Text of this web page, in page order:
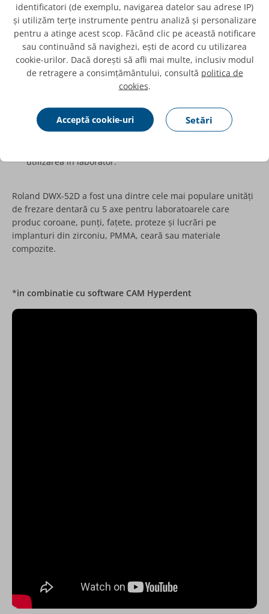
Frezare simultană pe5 axepentru restaurări complexe.
Magazie automată cu15 freze, reducând intervenția
operatorului.
Compatibilitate cu o gamă largă de materiale CAD/CAM.
Sistem automat de calibrare și compensare a uzurii
Turație de până la30.000 rpmpentru productivitate
ridicată.
utilizarea în laborator.
Roland DWX-52D a fost una dintre cele mai populare unități
de frezare dentară cu 5 axe pentru laboratoarele care
produc coroane, punți, fațete, proteze și lucrări pe
implanturi din zirconiu, PMMA, ceară sau materiale
compozite.
*in combinatie cu software CAM Hyperdent
identificatori (de exemplu, navigarea datelor sau adrese IP)
și utilizăm terțe instrumente pentru analiză și personalizare
pentru a atinge acest scop. Făcând clic pe această notificare
sau continuând să navighezi, ești de acord cu utilizarea
cookie-urilor. Dacă dorești să afli mai multe, inclusiv modul
de retragere a consimțământului, consultă politica de
cookies.
Acceptă cookie-uri Setări